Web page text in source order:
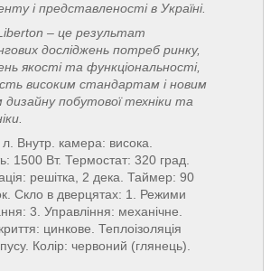
і представленості в Україні.
– це результат
досліджень потреб ринку,
якості та функціональності,
високим стандартам і новим
побутової техніки та
Внутр. камера: висока.
1500 Вт. Термостат: 320 град.
решітка, 2 дека. Таймер: 90
Скло в дверцятах: 1. Режими
3. Управління: механічне.
цинкове. Теплоізоляція
Колір: червоний (глянець).